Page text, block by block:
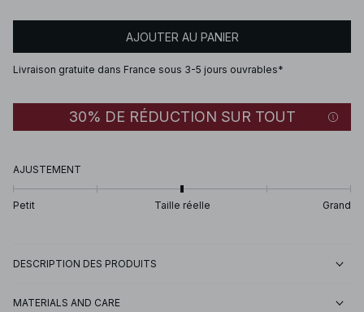
AJOUTER AU PANIER
Livraison gratuite dans France sous 3-5 jours ouvrables*
30% DE RÉDUCTION SUR TOUT
AJUSTEMENT
Petit Taille réelle Grand
DESCRIPTION DES PRODUITS
MATERIALS AND CARE